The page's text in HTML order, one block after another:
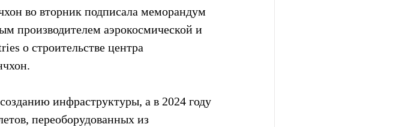
во вторник подписала меморандум
производителем аэрокосмической и
о строительстве центра
инфраструктуры, а в 2024 году
переоборудованных из